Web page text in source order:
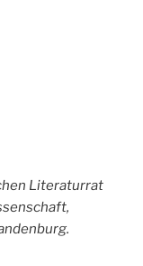
Literaturrat